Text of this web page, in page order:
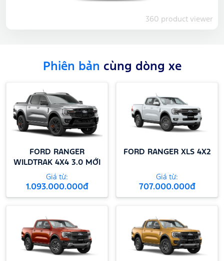
360 product viewer
Phiên bản cùng dòng xe
FORD RANGER
WILDTRAK 4X4 3.0 MỚI
Giá từ:
1.093.000.000đ
FORD RANGER XLS 4X2
Giá từ:
707.000.000đ